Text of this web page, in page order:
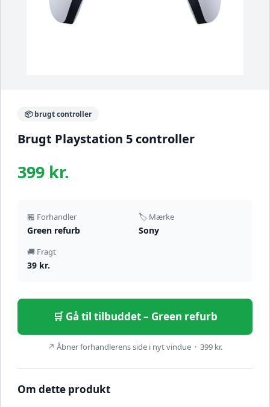
📦 brugt controller
Brugt Playstation 5 controller
399 kr.
🏪 Forhandler
Green refurb
🏷️ Mærke
Sony
🚚 Fragt
39 kr.
🛒 Gå til tilbuddet – Green refurb
↗ Åbner forhandlerens side i nyt vindue · 399 kr.
Om dette produkt